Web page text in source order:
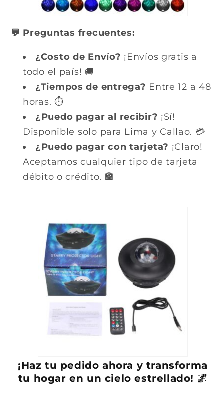
💬 Preguntas frecuentes:
¿Costo de Envío? ¡Envíos gratis a
todo el país! 🚚
¿Tiempos de entrega? Entre 12 a 48
horas. ⏱️
¿Puedo pagar al recibir? ¡Sí!
Disponible solo para Lima y Callao. 💳
¿Puedo pagar con tarjeta? ¡Claro!
Aceptamos cualquier tipo de tarjeta
débito o crédito. 🏦
¡Haz tu pedido ahora y transforma
tu hogar en un cielo estrellado! 🌌